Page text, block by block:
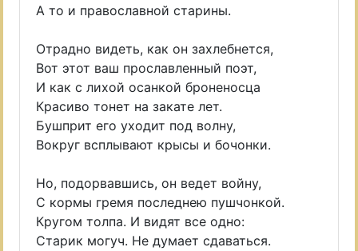
А то и православной старины.
Отрадно видеть, как он захлебнется,
Вот этот ваш прославленный поэт,
И как с лихой осанкой броненосца
Красиво тонет на закате лет.
Бушприт его уходит под волну,
Вокруг всплывают крысы и бочонки.
Но, подорвавшись, он ведет войну,
С кормы гремя последнею пушчонкой.
Кругом толпа. И видят все одно:
Старик могуч. Не думает сдаваться.